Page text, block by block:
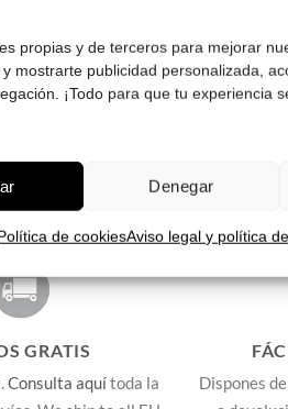
propias y de terceros para mejorar
mostrarte publicidad personalizada,
¡Todo para que tu experiencia
Denegar
de cookiesAviso legal y política
GRATIS
Consulta aquítoda la
Dispones